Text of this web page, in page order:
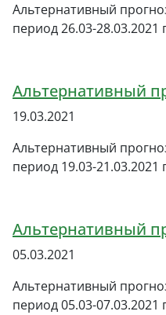
Альтернативный
период 26.03-28.03.2021
Альтернативный
19.03.2021
Альтернативный
период 19.03-21.03.2021
Альтернативный
05.03.2021
Альтернативный
период 05.03-07.03.2021